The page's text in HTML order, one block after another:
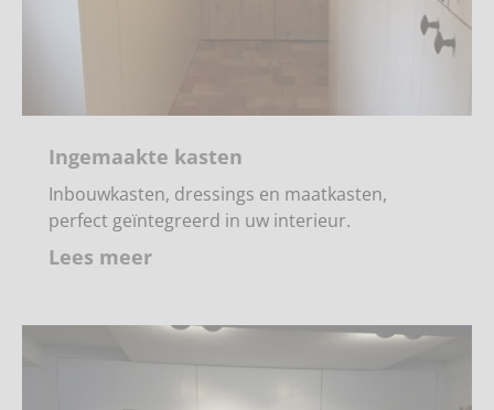
Ingemaakte kasten
Inbouwkasten, dressings en maatkasten,
perfect geïntegreerd in uw interieur.
Lees meer